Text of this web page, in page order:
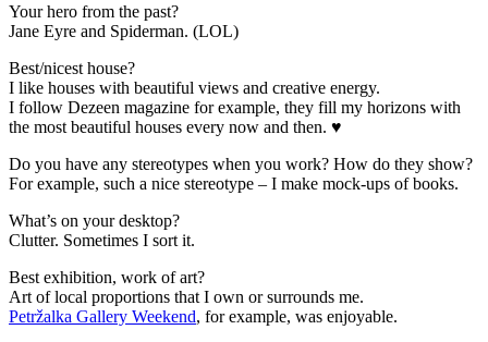
Your hero from the past?
Jane Eyre and Spiderman. (LOL)
Best/nicest house?
I like houses with beautiful views and creative energy.
I follow Dezeen magazine for example, they fill my horizons with
the most beautiful houses every now and then. ♥
Do you have any stereotypes when you work? How do they show?
For example, such a nice stereotype – I make mock-ups of books.
What’s on your desktop?
Clutter. Sometimes I sort it.
Best exhibition, work of art?
Art of local proportions that I own or surrounds me.
Petržalka Gallery Weekend, for example, was enjoyable.